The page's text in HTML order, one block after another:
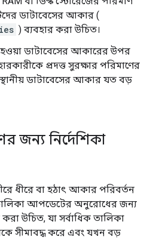
ডাটাবেসের আকার (
) ব্যবহার করা উচিত।
ডাটাবেসের আকারের উপর
প্রদত্ত সুরক্ষার পরিমাণের
ডাটাবেসের আকার যত বড়
জন্য নির্দেশিকা
ধীরে বা হঠাৎ আকার পরিবর্তন
তালিকা আপডেটের অনুরোধের জন্য
উচিত, যা সর্বাধিক তালিকা
সীমাবদ্ধ করে এবং যখন বড়